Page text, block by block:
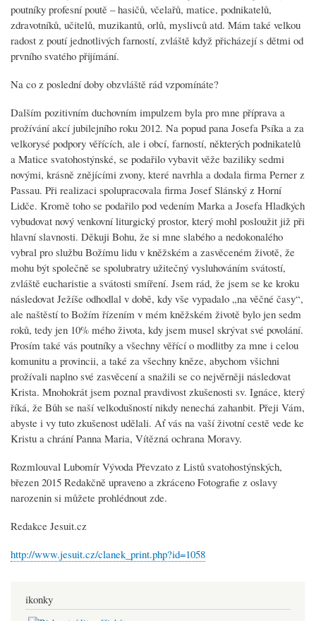
poutníky profesní poutě – hasičů, včelařů, matice, podnikatelů,
zdravotníků, učitelů, muzikantů, orlů, myslivců atd. Mám také velkou
radost z poutí jednotlivých farností, zvláště když přicházejí s dětmi od
prvního svatého přijímání.
Na co z poslední doby obzvláště rád vzpomínáte?
Dalším pozitivním duchovním impulzem byla pro mne příprava a
prožívání akcí jubilejního roku 2012. Na popud pana Josefa Psíka a za
velkorysé podpory věřících, ale i obcí, farností, některých podnikatelů
a Matice svatohostýnské, se podařilo vybavit věže baziliky sedmi
novými, krásně znějícími zvony, které navrhla a dodala firma Perner z
Passau. Při realizaci spolupracovala firma Josef Slánský z Horní
Lidče. Kromě toho se podařilo pod vedením Marka a Josefa Hladkých
vybudovat nový venkovní liturgický prostor, který mohl posloužit již při
hlavní slavnosti. Děkuji Bohu, že si mne slabého a nedokonalého
vybral pro službu Božímu lidu v kněžském a zasvěceném životě, že
mohu být společně se spolubratry užitečný vysluhováním svátostí,
zvláště eucharistie a svátosti smíření. Jsem rád, že jsem se ke kroku
následovat Ježíše odhodlal v době, kdy vše vypadalo „na věčné časy“,
ale naštěstí to Božím řízením v mém kněžském životě bylo jen sedm
roků, tedy jen 10% mého života, kdy jsem musel skrývat své povolání.
Prosím také vás poutníky a všechny věřící o modlitby za mne i celou
komunitu a provincii, a také za všechny kněze, abychom všichni
prožívali naplno své zasvěcení a snažili se co nejvěrněji následovat
Krista. Mnohokrát jsem poznal pravdivost zkušenosti sv. Ignáce, který
říká, že Bůh se naší velkodušností nikdy nenechá zahanbit. Přeji Vám,
abyste i vy tuto zkušenost udělali. Ať vás na vaší životní cestě vede ke
Kristu a chrání Panna Maria, Vítězná ochrana Moravy.
Rozmlouval Lubomír Vývoda Převzato z Listů svatohostýnských,
březen 2015 Redakčně upraveno a zkráceno Fotografie z oslavy
narozenin si můžete prohlédnout zde.
Redakce Jesuit.cz
http://www.jesuit.cz/clanek_print.php?id=1058
ikonky